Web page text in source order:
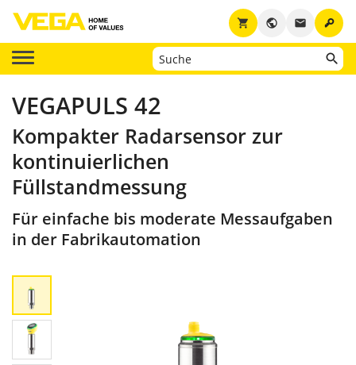
key
email
public
shopping_cart
VEGAPULS 42
Kompakter Radarsensor zur
kontinuierlichen
Füllstandmessung
Für einfache bis moderate Messaufgaben
in der Fabrikautomation